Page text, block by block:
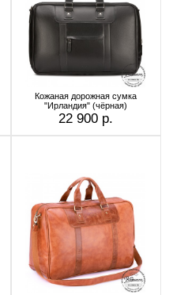
Кожаная дорожная сумка
"Ирландия" (чёрная)
22 900 р.